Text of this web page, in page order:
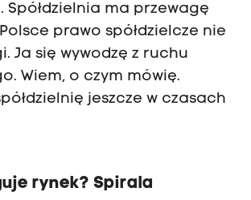
Spółdzielnia ma przewagę
prawo spółdzielcze nie
Ja się wywodzę z ruchu
Wiem, o czym mówię.
jeszcze w czasach
rynek? Spirala